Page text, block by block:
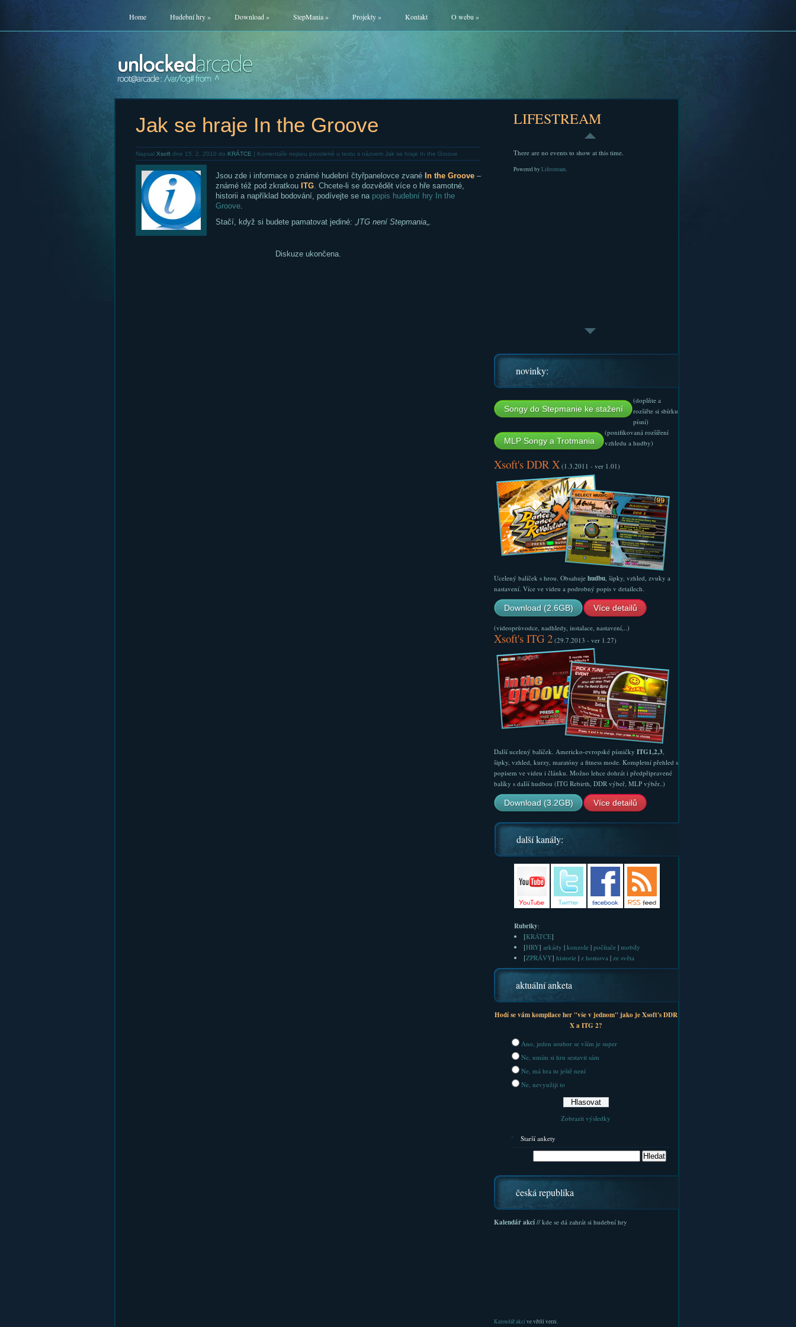
Home Hudební hry» Download» StepMania» Projekty» Kontakt O webu »
Jak se hraje In the Groove
Napsal Xsoftdne 15. 2. 2010 do KRÁTCE | Komentáře nejsou povolené u textu s názvem Jak se hraje In the Groove
Jsou zde i informace o známé hudební čtyřpanelovce zvané In the Groove–
známé též pod zkratkou ITG. Chcete-li se dozvědět více o hře samotné,
historii a například bodování, podívejte se na popis hudební hry In the
Groove.
Stačí, když si budete pamatovat jediné: „ITG není Stepmania„.
Diskuze ukončena.
LIFESTREAM
There are no events to show at this time.
Powered by Lifestream.
novinky:
Songy do Stepmanie ke stažení
(doplňte a
rozšiřte si sbírku
písní)
MLP Songy a Trotmania
(ponifikovaná rozšíření
vzhledu a hudby)
Xsoft's DDR X(1.3.2011 - ver 1.01)
Ucelený balíček s hrou. Obsahuje hudbu, šipky, vzhled, zvuky a
nastavení. Více ve videu a podrobný popis v detailech.
Download (2.6GB) Více detailů
(videoprůvodce, nadhledy, instalace, nastavení,..)
Xsoft's ITG 2(29.7.2013 - ver 1.27)
Další ucelený balíček. Americko-evropské písničky ITG1,2,3,
šipky, vzhled, kurzy, maratóny a fitness mode. Kompletní přehled s
popisem ve videu i článku. Možno lehce dohrát i předpřipravené
balíky s další hudbou (ITG Rebirth, DDR výbeř, MLP výběr..)
Download (3.2GB) Více detailů
další kanály:
Rubriky:
[KRÁTCE]
[HRY] arkády | konzole| počítače| mobily
[ZPRÁVY] historie| z homova| ze světa
aktuální anketa
Hodí se vám kompilace her "vše v jednom" jako je Xsoft's DDR
X a ITG 2?
Ano, jeden soubor se vším je super
Ne, umím si hru sestavit sám
Ne, má hra tu ještě není
Ne, nevyužiji to
Zobrazit výsledky
Starší ankety
česká republika
Kalendář akcí// kde se dá zahrát si hudební hry
Kalendář akcíve větší verzi.